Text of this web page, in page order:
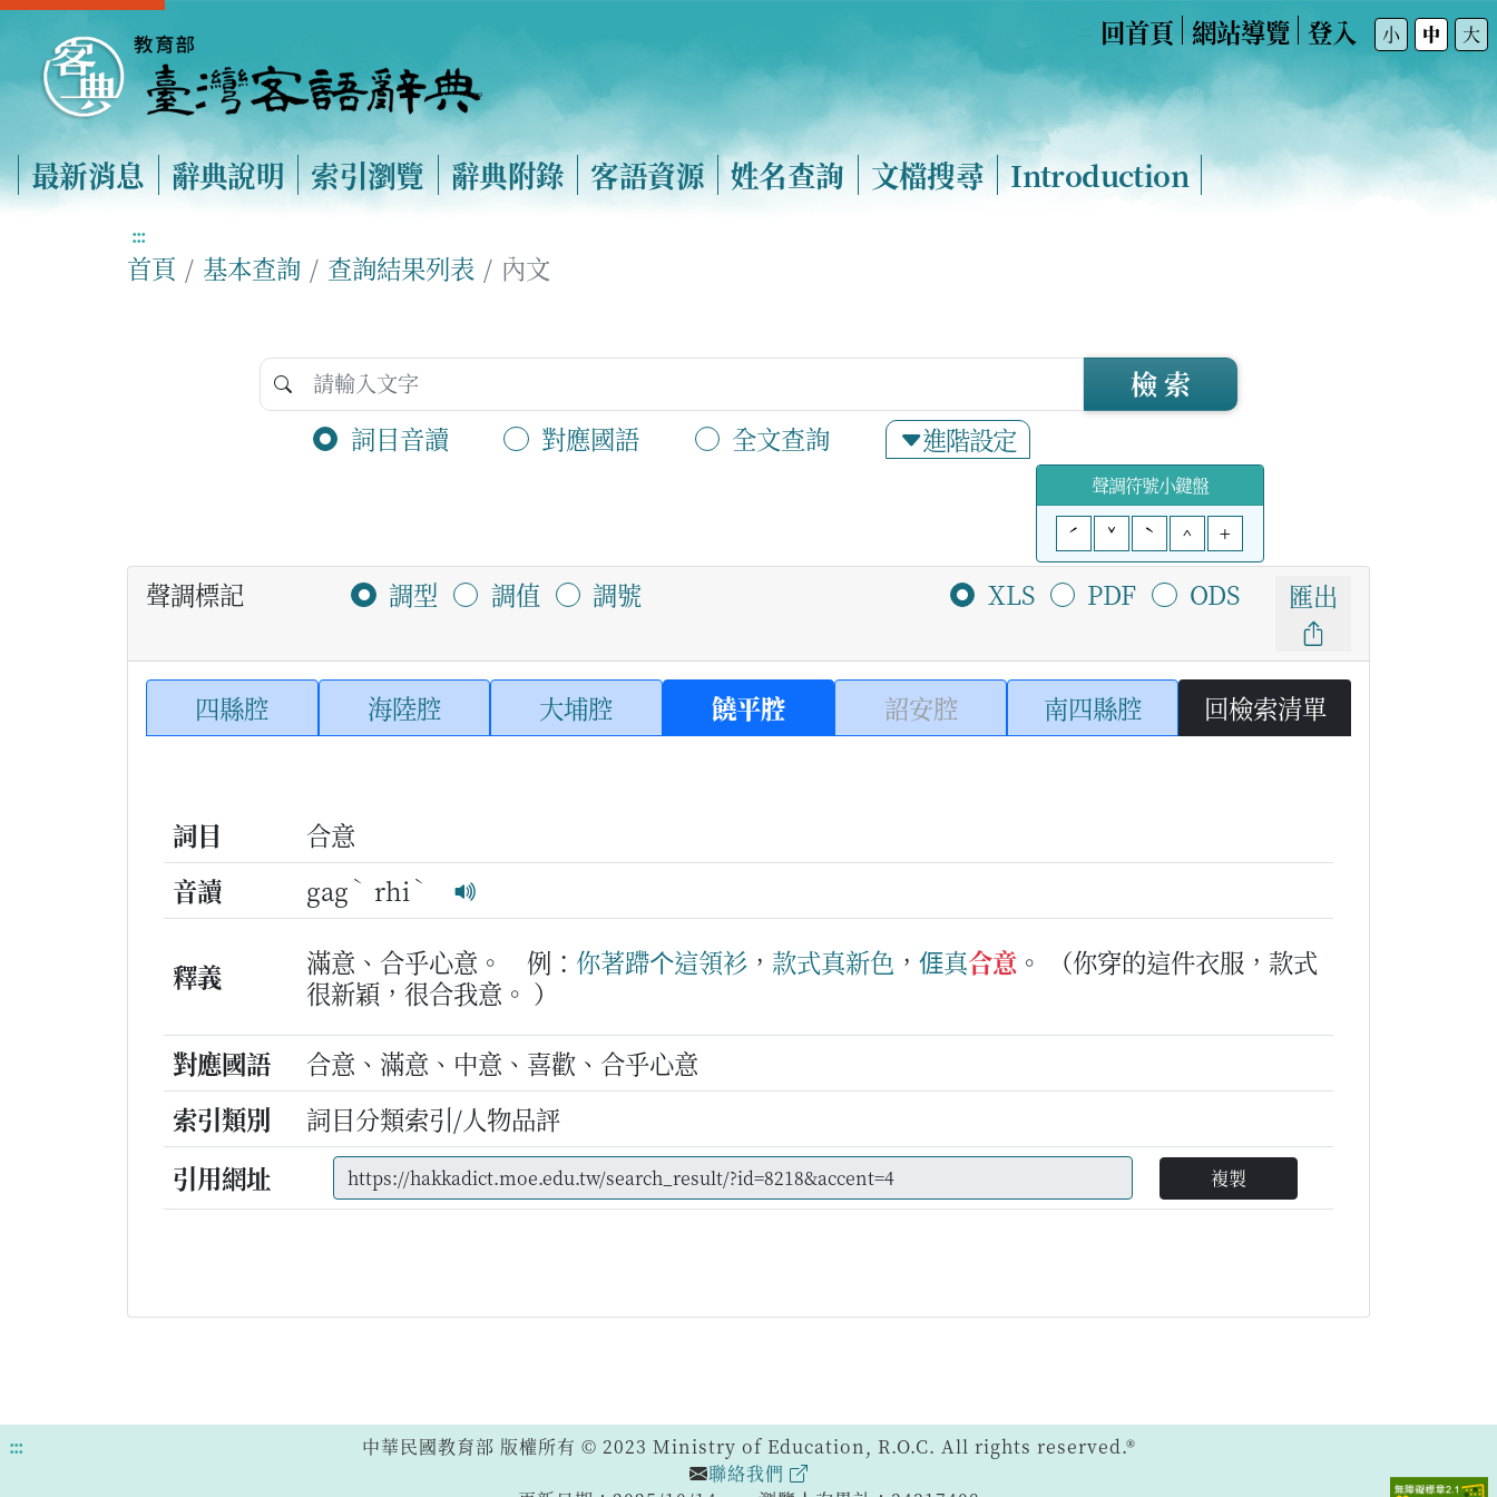
回首頁 網站導覽 登入 小 中 大
最新消息 辭典說明 索引瀏覽 辭典附錄 客語資源 姓名查詢 文檔搜尋 Introduction
:::
首頁 基本查詢 查詢結果列表 內文
詞目音讀 對應國語 全文查詢 進階設定
檢 索
聲調符號小鍵盤
ˊ
ˇ ˋ ^ +
聲調標記 調型 調值 調號 XLS PDF ODS 匯出
四縣腔 海陸腔 大埔腔 饒平腔 詔安腔 南四縣腔 回檢索清單
詞目
合意
音讀
gag ˋ rhi ˋ
釋義 滿意、合乎心意。 例： 你著蹛个這領衫 ， 款式真新色 ， 𠊎真合意 。
（你穿的這件衣服，款式
很新穎，很合我意。 ）
對應國語
合意、滿意、中意、喜歡、合乎心意
索引類別
詞目分類索引/人物品評
引用網址
複製
:::
中華民國教育部 版權所有 © 2023 Ministry of Education, R.O.C. All rights reserved.®
聯絡我們